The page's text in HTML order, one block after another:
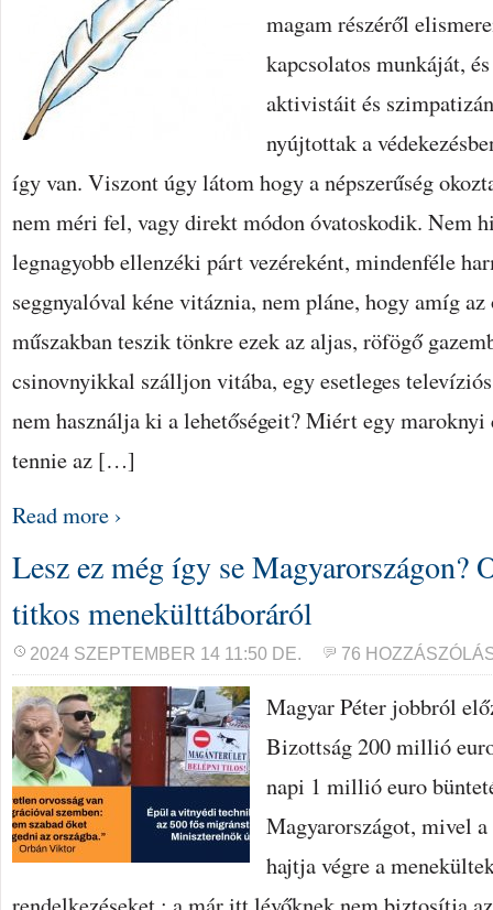
magam részéről
kapcsolatos munkáját,
aktivistáit és
nyújtottak a
így van. Viszont úgy látom hogy a népszerűség
nem méri fel, vagy direkt módon óvatoskodik. Nem
legnagyobb ellenzéki párt vezéreként, mindenféle
seggnyalóval kéne vitáznia, nem pláne, hogy amíg
műszakban teszik tönkre ezek az aljas, röfögő
csinovnyikkal szálljon vitába, egy esetleges
nem használja ki a lehetőségeit? Miért egy
tennie az […]
Read more ›
Lesz ez még így se Magyarországon?
titkos menekülttáboráról
2024 SZEPTEMBER 14 11:50 DE. 76
Magyar Péter jobbról
Bizottság 200 millió
napi 1 millió euro
Magyarországot, mivel
hajtja végre a